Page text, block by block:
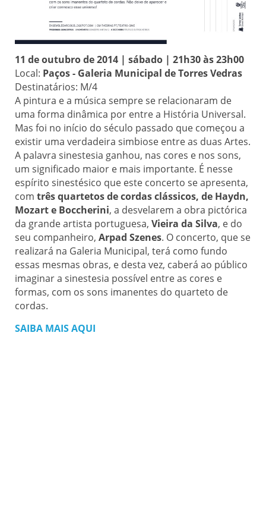
11 de outubro de 2014 | sábado | 21h30 às 23h00
Local: Paços - Galeria Municipal de Torres Vedras
Destinatários: M/4
A pintura e a música sempre se relacionaram de
uma forma dinâmica por entre a História Universal.
Mas foi no início do século passado que começou a
existir uma verdadeira simbiose entre as duas Artes.
A palavra sinestesia ganhou, nas cores e nos sons,
um significado maior e mais importante. É nesse
espírito sinestésico que este concerto se apresenta,
com três quartetos de cordas clássicos, de Haydn,
Mozart e Boccherini, a desvelarem a obra pictórica
da grande artista portuguesa, Vieira da Silva, e do
seu companheiro, Arpad Szenes. O concerto, que se
realizará na Galeria Municipal, terá como fundo
essas mesmas obras, e desta vez, caberá ao público
imaginar a sinestesia possível entre as cores e
formas, com os sons imanentes do quarteto de
cordas.
SAIBA MAIS AQUI